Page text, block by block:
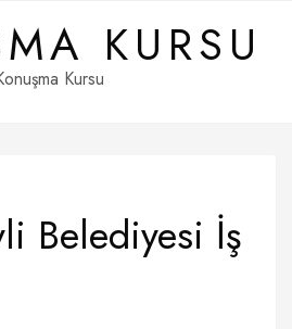
KURSU
Kursu
Belediyesi İş